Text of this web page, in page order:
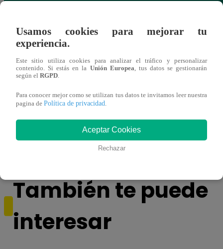
¡Imitadora de Laura Pausini se consagró
También te puede
interesar
Usamos cookies para mejorar tu
experiencia.
Este sitio utiliza cookies para analizar el tráfico y personalizar
contenido. Si estás en la Unión Europea, tus datos se gestionarán
según el RGPD.
Para conocer mejor como se utilizan tus datos te invitamos leer nuestra
pagina de Política de privacidad.
Aceptar Cookies
Rechazar